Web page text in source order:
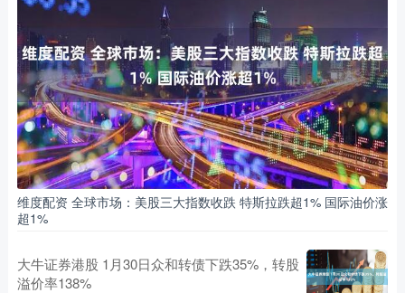
维度配资 全球市场：美股三大指数收跌 特斯拉跌超1% 国际油价涨
超1%
大牛证券港股 1月30日众和转债下跌35%，转股
溢价率138%